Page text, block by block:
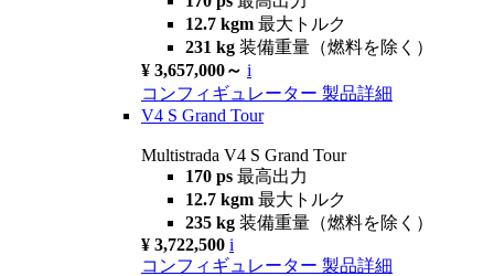
12.7 kgm 最大トルク
231 kg 装備重量（燃料を除く）
¥ 3,657,000～ i
コンフィギュレーター 製品詳細
V4 S Grand Tour
Multistrada V4 S Grand Tour
170 ps 最高出力
12.7 kgm 最大トルク
235 kg 装備重量（燃料を除く）
¥ 3,722,500 i
コンフィギュレーター 製品詳細